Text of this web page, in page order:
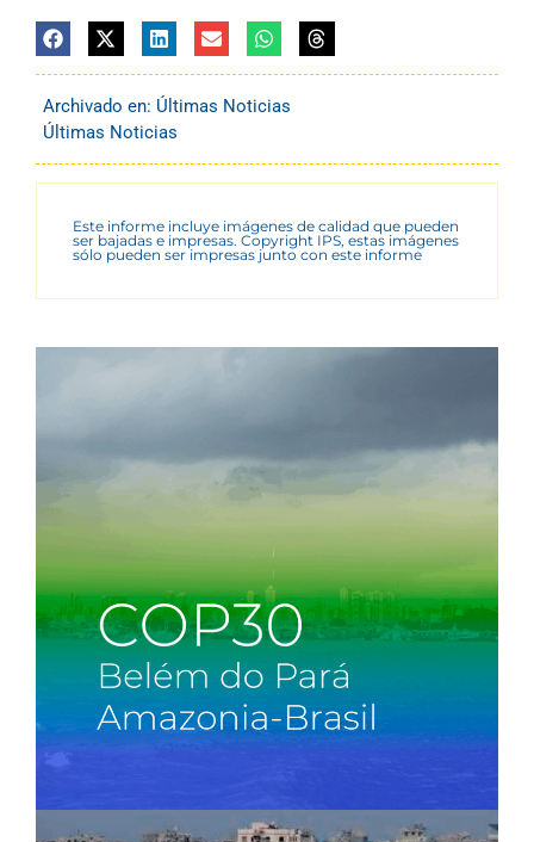
Archivado en: Últimas Noticias
Últimas Noticias
Este informe incluye imágenes de calidad que pueden
ser bajadas e impresas. Copyright IPS, estas imágenes
sólo pueden ser impresas junto con este informe